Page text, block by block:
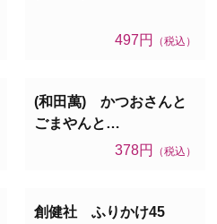
497円 （税込）
(和田萬) かつおさんと
ごまやんと…
378円
（税込）
創健社 ふりかけ45